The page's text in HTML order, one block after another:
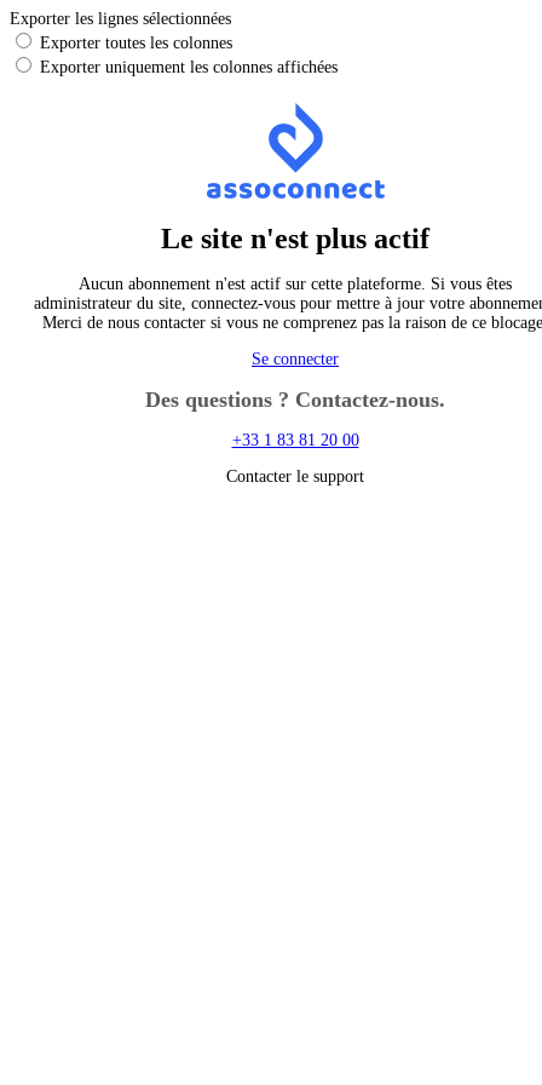
Exporter les lignes sélectionnées
Exporter toutes les colonnes
Exporter uniquement les colonnes affichées
Le site n'est plus actif
Aucun abonnement n'est actif sur cette plateforme. Si vous êtes
administrateur du site, connectez-vous pour mettre à jour votre
Merci de nous contacter si vous ne comprenez pas la raison de ce
Se connecter
Des questions ? Contactez-nous.
+33 1 83 81 20 00
Contacter le support